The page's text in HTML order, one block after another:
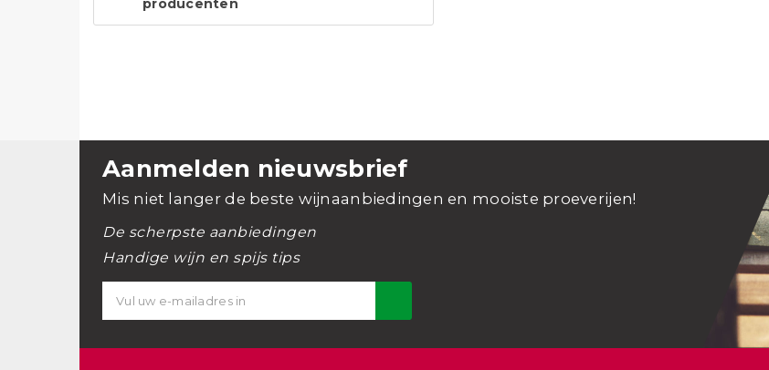
producenten
Aanmelden nieuwsbrief
Mis niet langer de beste wijnaanbiedingen en mooiste proeverijen!
De scherpste aanbiedingen
Handige wijn en spijs tips